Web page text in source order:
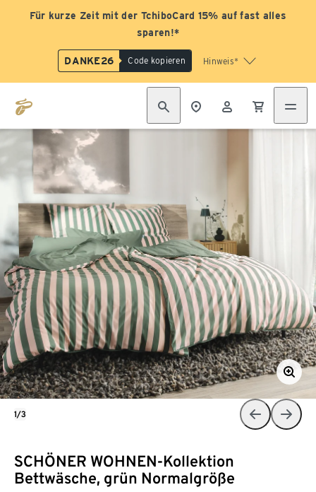
Für kurze Zeit mit der TchiboCard 15% auf fast alles
sparen!*
DANKE26 Code kopieren Hinweis*
SCHÖNER WOHNEN-Kollektion
Bettwäsche, grün Normalgröße
1/3